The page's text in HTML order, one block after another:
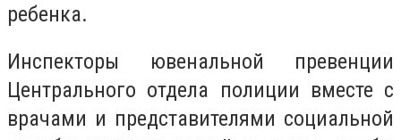
ребенка.
Инспекторы ювенальной превенции
Центрального отдела полиции вместе с
врачами и представителями социальной